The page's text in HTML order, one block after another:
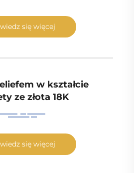
się więcej
w kształcie
ze złota 18K
się więcej